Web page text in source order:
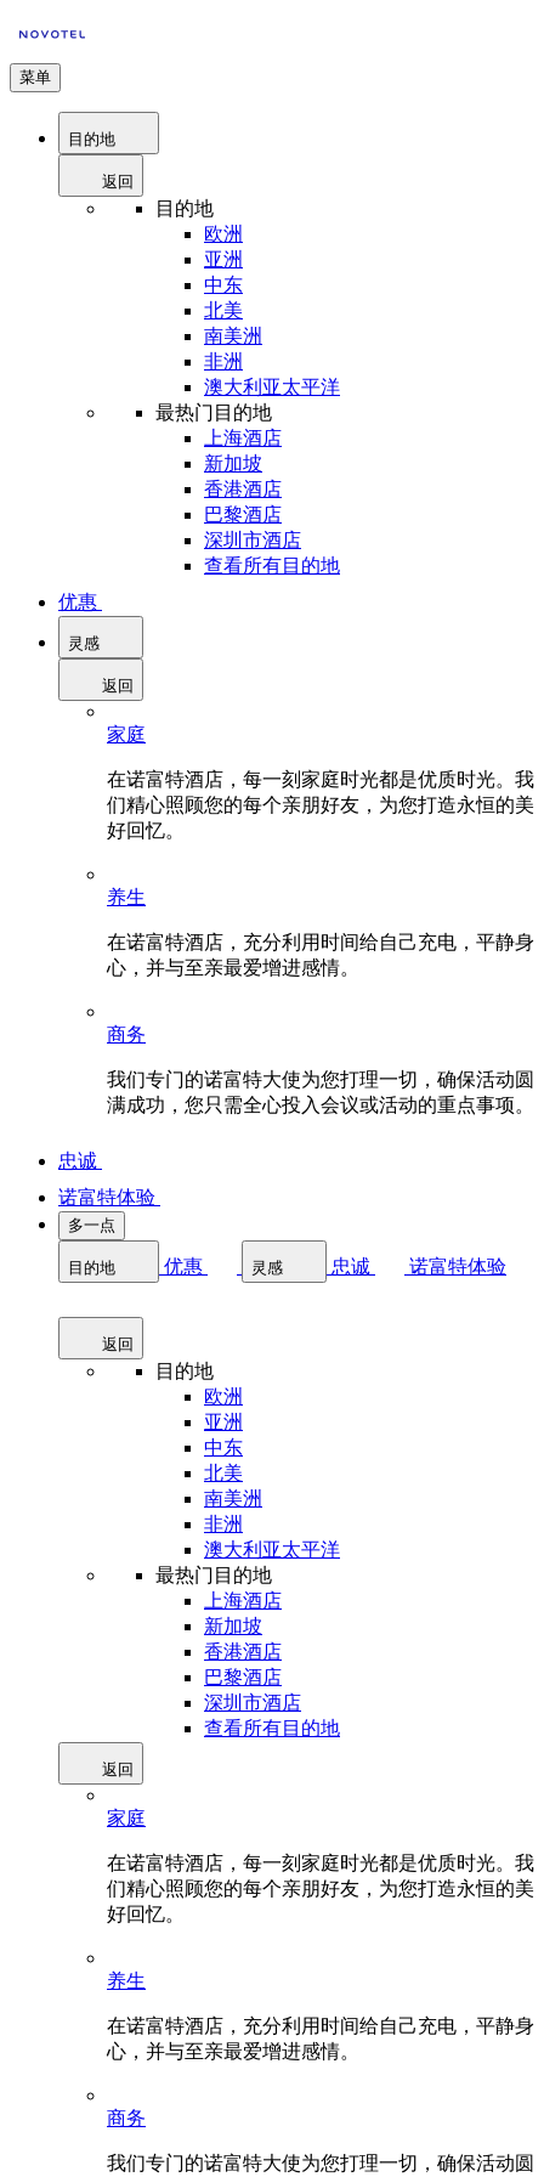
菜单
目的地
返回
目的地
欧洲
亚洲
中东
北美
南美洲
非洲
澳大利亚太平洋
最热门目的地
上海酒店
新加坡
香港酒店
巴黎酒店
深圳市酒店
查看所有目的地
优惠
灵感
返回
家庭
在诺富特酒店，每一刻家庭时光都是优质时光。我
们精心照顾您的每个亲朋好友，为您打造永恒的美
好回忆。
养生
在诺富特酒店，充分利用时间给自己充电，平静身
心，并与至亲最爱增进感情。
商务
我们专门的诺富特大使为您打理一切，确保活动圆
满成功，您只需全心投入会议或活动的重点事项。
忠诚
诺富特体验
多一点
目的地 优惠 灵感 忠诚 诺富特体验
返回
目的地
欧洲
亚洲
中东
北美
南美洲
非洲
澳大利亚太平洋
最热门目的地
上海酒店
新加坡
香港酒店
巴黎酒店
深圳市酒店
查看所有目的地
返回
家庭
在诺富特酒店，每一刻家庭时光都是优质时光。我
们精心照顾您的每个亲朋好友，为您打造永恒的美
好回忆。
养生
在诺富特酒店，充分利用时间给自己充电，平静身
心，并与至亲最爱增进感情。
商务
我们专门的诺富特大使为您打理一切，确保活动圆